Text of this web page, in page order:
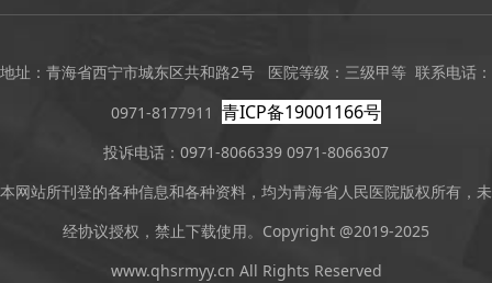
地址：青海省西宁市城东区共和路2号 医院等级：三级甲等 联系电话：
0971-8177911 青ICP备19001166号
投诉电话：0971-8066339 0971-8066307
本网站所刊登的各种信息和各种资料，均为青海省人民医院版权所有，未
经协议授权，禁止下载使用。Copyright @2019-2025
www.qhsrmyy.cn All Rights Reserved